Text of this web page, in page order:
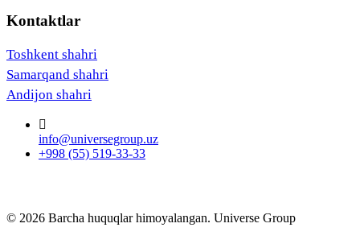
Kontaktlar
Toshkent shahri
Samarqand shahri
Andijon shahri
info@universegroup.uz
+998 (55) 519-33-33
© 2026 Barcha huquqlar himoyalangan. Universe Group